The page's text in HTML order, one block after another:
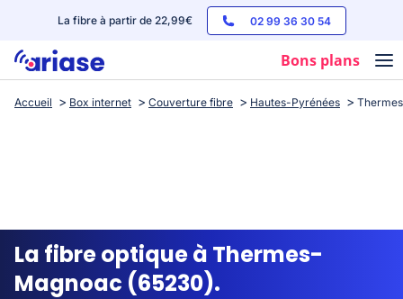
La fibre à partir de 22,99€ 02 99 36 30 54
Bons plans
Box internet
Streaming
Accueil Box internet Couverture fibre Hautes-Pyrénées
La fibre optique à Thermes-
Magnoac (65230).